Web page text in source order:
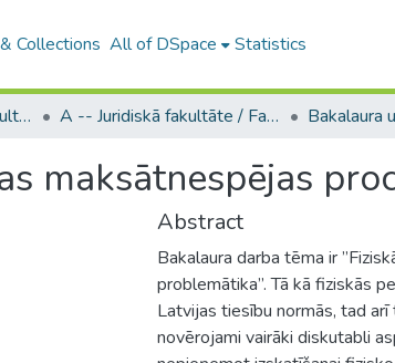
Collections All of DSpace Statistics
B4 – LU fakultātes / Faculties of the UL A -- Juridiskā fakultāte / Faculty of Law
maksātnespējas
Abstract
Bakalaura darba tēma ir
problemātika”. Tā kā fiziskās
Latvijas tiesību normās, tad
novērojami vairāki diskutabli